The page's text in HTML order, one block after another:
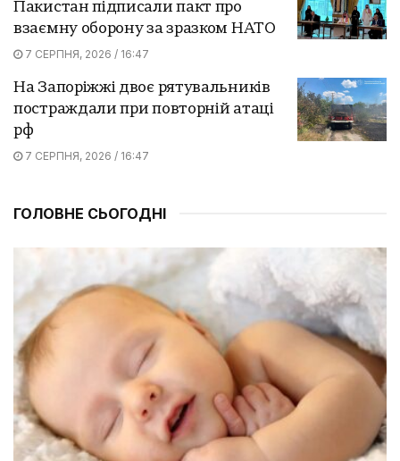
Пакистан підписали пакт про
взаємну оборону за зразком НАТО
7 СЕРПНЯ, 2026 / 16:47
На Запоріжжі двоє рятувальників
постраждали при повторній атаці
рф
7 СЕРПНЯ, 2026 / 16:47
ГОЛОВНЕ СЬОГОДНІ